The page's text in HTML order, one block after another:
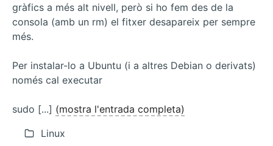
gràfics a més alt nivell, però si ho fem des de la
consola (amb un rm) el fitxer desapareix per sempre
més.
Per instalar-lo a Ubuntu (i a altres Debian o derivats)
només cal executar
sudo [...] (mostra l'entrada completa)
Linux